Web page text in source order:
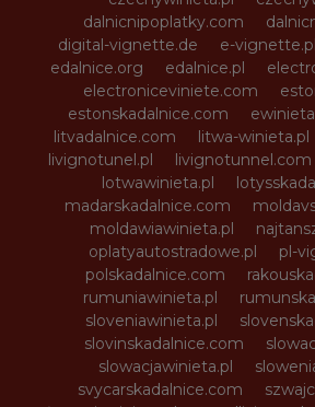
dalnicnipoplatky.com
digital-vignette.de
e-vignette.pl
edalnice.org
edalnice.pl
electroniceviniete.com
estonskadalnice.com
litvadalnice.com
litwa-winieta.pl
livignotunel.pl
livignotunnel.com
lotwawinieta.pl
madarskadalnice.com
moldawiawinieta.pl
oplatyautostradowe.pl
pl-
polskadalnice.com
rumuniawinieta.pl
sloveniawinieta.pl
slovinskadalnice.com
slowacjawinieta.pl
svycarskadalnice.com